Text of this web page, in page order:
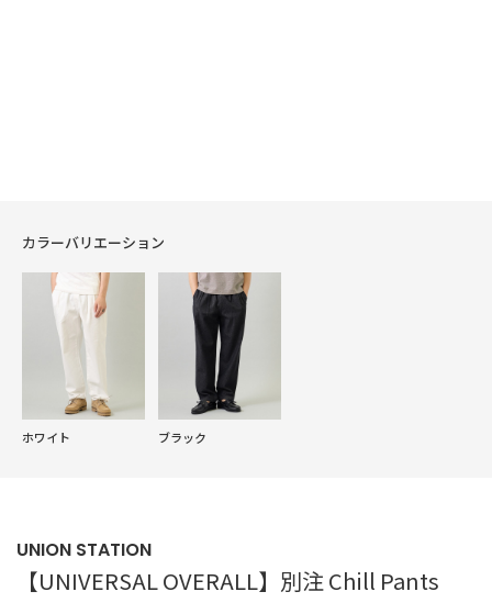
カラーバリエーション
ホワイト ブラック
UNION STATION
【UNIVERSAL OVERALL】別注 Chill Pants